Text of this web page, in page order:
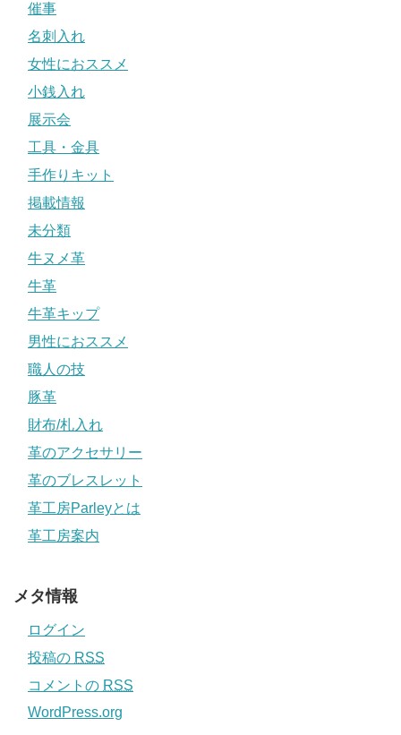
催事
名刺入れ
女性におススメ
小銭入れ
展示会
工具・金具
手作りキット
掲載情報
未分類
牛ヌメ革
牛革
牛革キップ
男性におススメ
職人の技
豚革
財布/札入れ
革のアクセサリー
革のブレスレット
革工房Parleyとは
革工房案内
メタ情報
ログイン
投稿の RSS
コメントの RSS
WordPress.org